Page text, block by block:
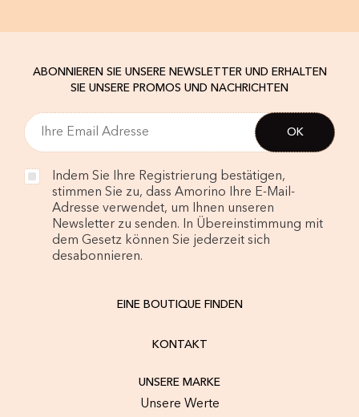
ABONNIEREN SIE UNSERE NEWSLETTER UND ERHALTEN
SIE UNSERE PROMOS UND NACHRICHTEN
Indem Sie Ihre Registrierung bestätigen,
stimmen Sie zu, dass Amorino Ihre E-Mail-
Adresse verwendet, um Ihnen unseren
Newsletter zu senden. In Übereinstimmung mit
dem Gesetz können Sie jederzeit sich
desabonnieren.
EINE BOUTIQUE FINDEN
KONTAKT
UNSERE MARKE
Unsere Werte